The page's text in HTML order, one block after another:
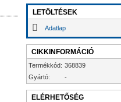
LETÖLTÉSEK
Adatlap
CIKKINFORMÁCIÓ
Termékkód: 368839
Gyártó:
-
ELÉRHETŐSÉG